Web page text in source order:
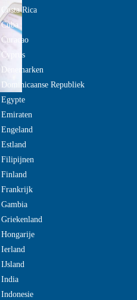
Costa Rica
Cuba
Curacao
Cyprus
Denemarken
Dominicaanse Republiek
Egypte
Emiraten
Engeland
Estland
Filipijnen
Finland
Frankrijk
Gambia
Griekenland
Hongarije
Ierland
IJsland
India
Indonesie